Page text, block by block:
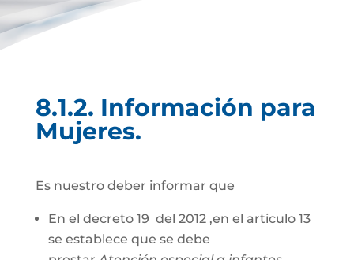
8.1.2. Información para
Mujeres.
Es nuestro deber informar que
En el decreto 19 del 2012 ,en el articulo 13
se establece que se debe